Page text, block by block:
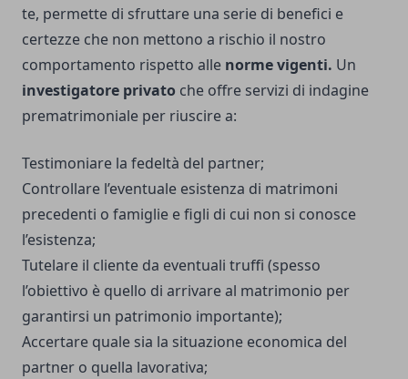
te, permette di sfruttare una serie di benefici e
certezze che non mettono a rischio il nostro
comportamento rispetto alle norme vigenti. Un
investigatore privato che offre servizi di indagine
prematrimoniale per riuscire a:
Testimoniare la fedeltà del partner;
Controllare l’eventuale esistenza di matrimoni
precedenti o famiglie e figli di cui non si conosce
l’esistenza;
Tutelare il cliente da eventuali truffi (spesso
l’obiettivo è quello di arrivare al matrimonio per
garantirsi un patrimonio importante);
Accertare quale sia la situazione economica del
partner o quella lavorativa;